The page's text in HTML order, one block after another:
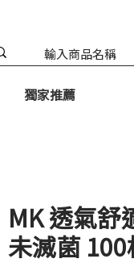
獨家推薦
MK 透氣舒
未滅菌 100